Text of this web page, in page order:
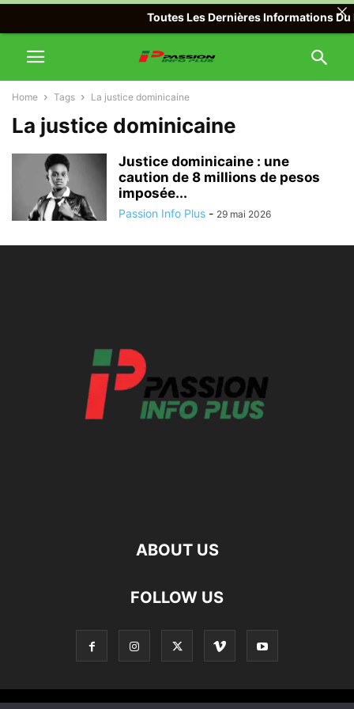
Home Tags La justice dominicaine
La justice dominicaine
Justice dominicaine : une
caution de 8 millions de pesos
imposée...
Passion Info Plus - 29 mai 2026
ABOUT US
FOLLOW US
Toutes Les Dernières Informations